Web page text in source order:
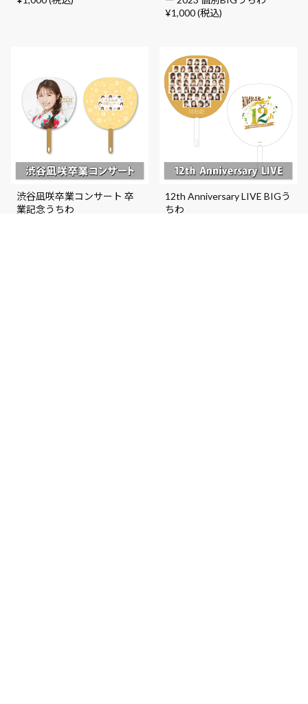
¥1,000 (税込)
渋谷凪咲卒業コンサート 卒
業記念うちわ
12th Anniversary LIVE BIGう
ちわ